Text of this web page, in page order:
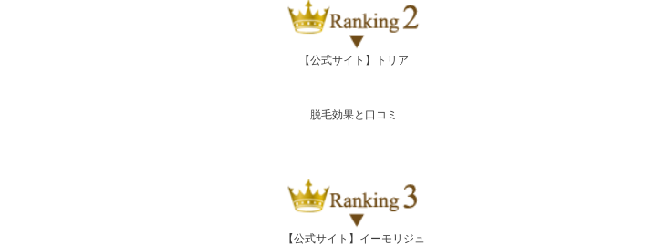
【公式サイト】トリア
脱毛効果と口コミ
【公式サイト】イーモリジュ